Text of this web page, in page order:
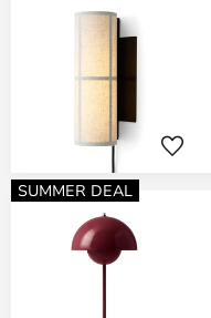
SUMMER DEAL